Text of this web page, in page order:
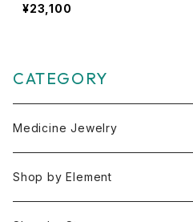
¥23,100
CATEGORY
Medicine Jewelry
Pendant Charms
Shop by Element